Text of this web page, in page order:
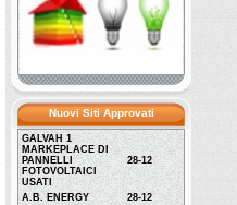
Nuovi Siti Approvati
GALVAH 1
MARKEPLACE DI
PANNELLI
FOTOVOLTAICI
USATI
28-12
A.B. ENERGY
28-12